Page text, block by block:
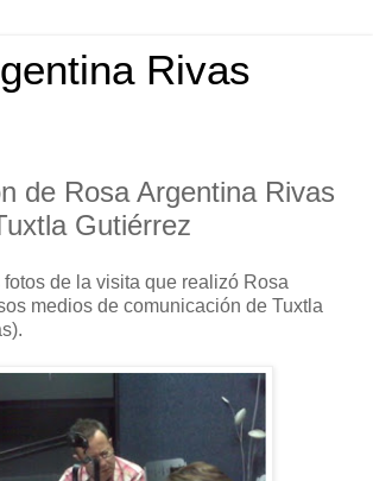
Rivas
de Rosa Argentina Rivas
Gutiérrez
de la visita que realizó Rosa
medios de comunicación de Tuxtla